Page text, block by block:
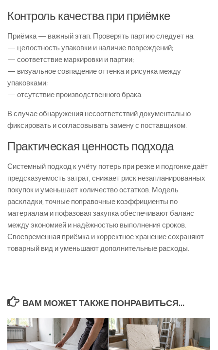
Контроль качества при приёмке
Приёмка — важный этап. Проверять партию следует на:
— целостность упаковки и наличие повреждений;
— соответствие маркировки и партии;
— визуальное совпадение оттенка и рисунка между
упаковками;
— отсутствие производственного брака.
В случае обнаружения несоответствий документально
фиксировать и согласовывать замену с поставщиком.
Практическая ценность подхода
Системный подход к учёту потерь при резке и подгонке даёт
предсказуемость затрат, снижает риск незапланированных
покупок и уменьшает количество остатков. Модель
раскладки, точные поправочные коэффициенты по
материалам и пофазовая закупка обеспечивают баланс
между экономией и надёжностью выполнения сроков.
Своевременная приёмка и корректное хранение сохраняют
товарный вид и уменьшают дополнительные расходы.
ВАМ МОЖЕТ ТАКЖЕ ПОНРАВИТЬСЯ...